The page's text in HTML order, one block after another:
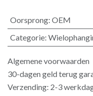
Oorsprong: OEM
Categorie:
Algemene voorwaarden
30-dagen geld terug
Verzending: 2-3